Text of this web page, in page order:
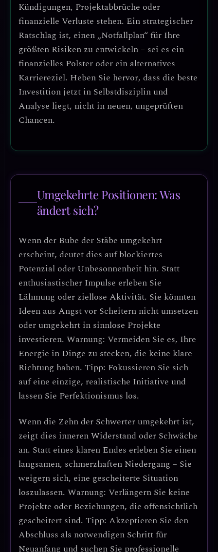
Kündigungen, Projektabbrüche oder
finanzielle Verluste stehen. Ein strategischer
Ratschlag ist, einen „Notfallplan“ für Ihre
größten Risiken zu entwickeln – sei es ein
finanzielles Polster oder ein alternatives
Karriereziel. Heben Sie hervor, dass die beste
Investition jetzt in Selbstdisziplin und
Analyse liegt, nicht in neuen, ungeprüften
Chancen.
Umgekehrte Positionen: Was
ändert sich?
Wenn der Bube der Stäbe umgekehrt
erscheint, deutet dies aufblockiertes
Potenzial oder Unbesonnenheit hin. Statt
enthusiastischer Impulse erleben Sie
Lähmung oder ziellose Aktivität. Sie könnten
Ideen aus Angst vor Scheitern nicht umsetzen
oder umgekehrt in sinnlose Projekte
investieren. Warnung: Vermeiden Sie es, Ihre
Energie in Dinge zu stecken, die keine klare
Richtung haben. Tipp: Fokussieren Sie sich
auf eine einzige, realistische Initiative und
lassen Sie Perfektionismus los.
Wenn die Zehn der Schwerter umgekehrt ist,
zeigt dies inneren Widerstand oder Schwäche
an. Statt eines klaren Endes erleben Sie einen
langsamen, schmerzhaften Niedergang – Sie
weigern sich, eine gescheiterte Situation
loszulassen. Warnung: Verlängern Sie keine
Projekte oder Beziehungen, die offensichtlich
gescheitert sind. Tipp: Akzeptieren Sie den
Abschluss als notwendigen Schritt für
Neuanfang und suchen Sie professionelle